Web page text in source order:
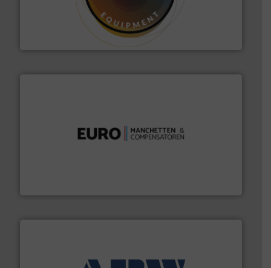
HETHON is wereldwijd specialist in poeder- en
vloeistofdosering, met name bij lastig te verwerken
Meer info ➜